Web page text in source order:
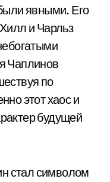
явными. Его
и Чарльз
Чаплинов
по
этот хаос и
будущей
стал символом